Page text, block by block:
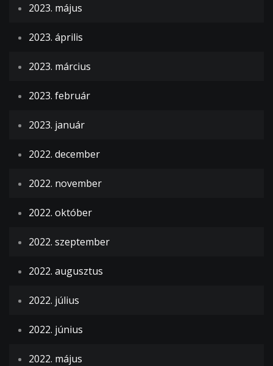
2023. május
2023. április
2023. március
2023. február
2023. január
2022. december
2022. november
2022. október
2022. szeptember
2022. augusztus
2022. július
2022. június
2022. május